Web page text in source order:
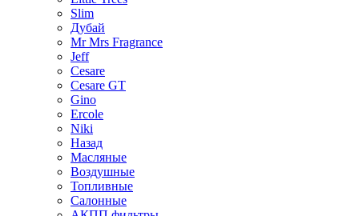
Slim
Дубай
Mr Mrs Fragrance
Jeff
Cesare
Cesare GT
Gino
Ercole
Niki
Назад
Масляные
Воздушные
Топливные
Салонные